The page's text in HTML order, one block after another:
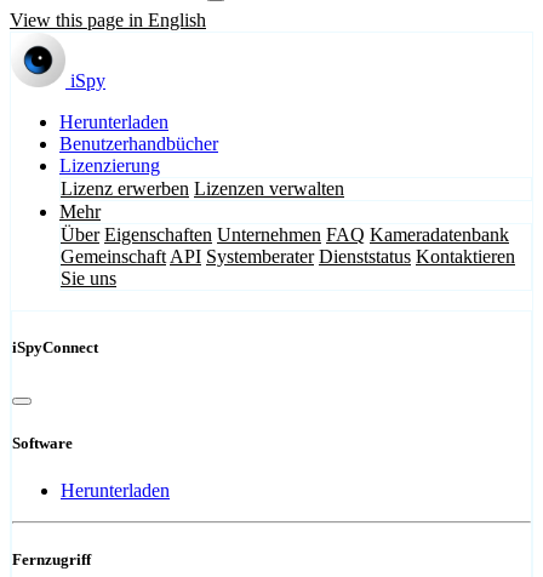
View this page in English
iSpy
Herunterladen
Benutzerhandbücher
Lizenzierung
Lizenz erwerben Lizenzen verwalten
Mehr
Über Eigenschaften Unternehmen FAQ Kameradatenbank
Gemeinschaft API Systemberater Dienststatus Kontaktieren
Sie uns
iSpyConnect
Software
Herunterladen
Fernzugriff